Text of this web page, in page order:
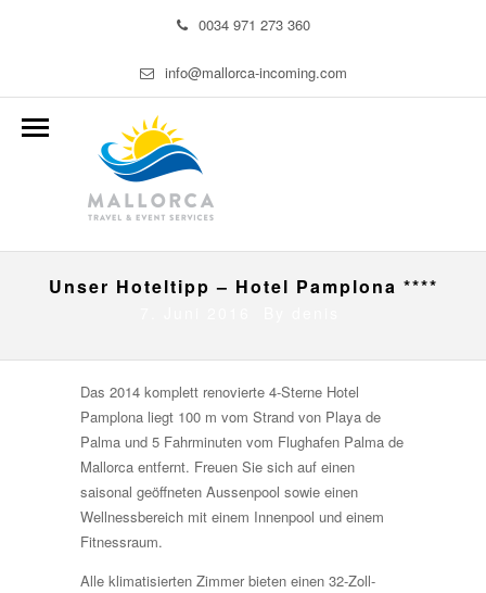
0034 971 273 360
info@mallorca-incoming.com
Unser Hoteltipp – Hotel Pamplona ****
Das 2014 komplett renovierte 4-Sterne Hotel
Pamplona liegt 100 m vom Strand von Playa de
Palma und 5 Fahrminuten vom Flughafen Palma de
Mallorca entfernt. Freuen Sie sich auf einen
saisonal geöffneten Aussenpool sowie einen
Wellnessbereich mit einem Innenpool und einem
Fitnessraum.
Alle klimatisierten Zimmer bieten einen 32-Zoll-